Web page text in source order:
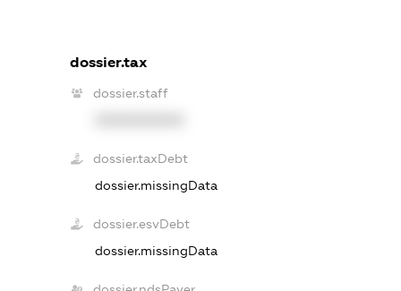
dossier.tax
dossier.staff
dossier.taxDebt
dossier.missingData
dossier.esvDebt
dossier.missingData